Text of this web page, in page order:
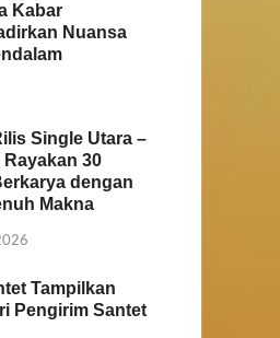
Kabar
Nuansa
Single Utara –
Rayakan 30
dengan
Makna
Tampilkan
Pengirim Santet